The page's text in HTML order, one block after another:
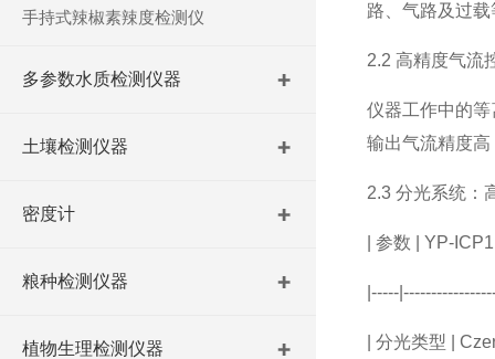
路、气路及过
2.2 高精度气流
仪器工作中的
输出气流精度
2.3 分光系统：
参数 | YP-
|-----
分光类型 |
手持式辣椒素辣度检测仪
多参数水质检测仪器
土壤检测仪器
密度计
粮种检测仪器
植物生理检测仪器